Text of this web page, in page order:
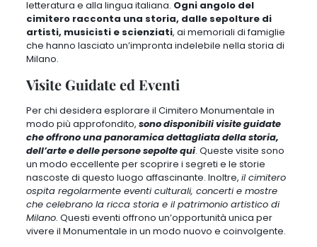
letteratura e alla lingua italiana. Ogni angolo del
cimitero racconta una storia, dalle sepolture di
artisti, musicisti e scienziati, ai memoriali di famiglie
che hanno lasciato un’impronta indelebile nella storia di
Milano.
Visite Guidate ed Eventi
Per chi desidera esplorare il Cimitero Monumentale in
modo più approfondito, sono disponibili visite guidate
che offrono una panoramica dettagliata della storia,
dell’arte e delle persone sepolte qui. Queste visite sono
un modo eccellente per scoprire i segreti e le storie
nascoste di questo luogo affascinante. Inoltre, il cimitero
ospita regolarmente eventi culturali, concerti e mostre
che celebrano la ricca storia e il patrimonio artistico di
Milano. Questi eventi offrono un’opportunità unica per
vivere il Monumentale in un modo nuovo e coinvolgente.